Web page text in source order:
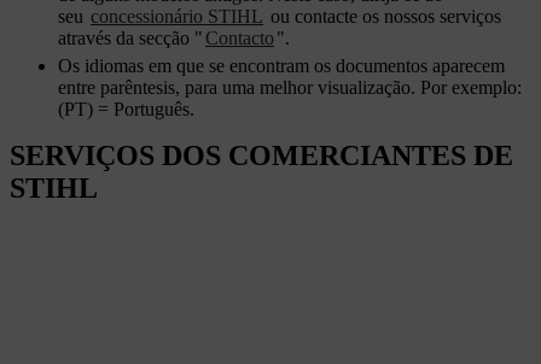
seu concessionário STIHL ou contacte os nossos serviços
através da secção " Contacto ".
Os idiomas em que se encontram os documentos aparecem
entre parêntesis, para uma melhor visualização. Por exemplo:
(PT) = Português.
SERVIÇOS DOS COMERCIANTES DE
STIHL